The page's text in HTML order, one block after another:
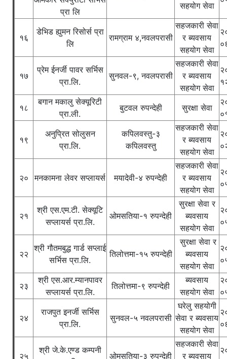
प्रा लि
सहयोग सेवा
१६
डेभिड ह्युमन रिसोर्स प्रा
लि
रामग्राम ४,नवलपरासी
सहजकारी सेवा
र ब्यवसाय
सहयोग सेवा
१७
प्रेम ईनर्जी पावर सर्भिस
प्रा.लि.
सुनवल-९, नवलपरासी
सहजकारी सेवा
र ब्यवसाय
सहयोग सेवा
१८
बगान मकालु सेक्यूरिटी
प्रा.ली.
बुटवल रुपन्देही सुरक्षा सेवा
१९
अनुप्रित सोलुसन
प्रा.लि.
कपिलवस्तु-३
कपिलवस्तु
सहजकारी सेवा
र ब्यवसाय
सहयोग सेवा
२० मनकामना लेवर सप्लायर्स मयादेवी-४ रुपन्देही
सहजकारी सेवा
र ब्यवसाय
सहयोग सेवा
२१
श्री एस.एम.टी. सेक्यूटि
सप्लायर्स प्रा.लि.
ओमसतिया-१ रुपन्देही
सुरक्षा सेवा र
ब्यवसाय
सहयोग सेवा
२२
श्री गौतमबुद्ध गार्ड सप्लाई
सर्भिस प्रा.लि.
तिलोत्तमा-१५ रुपन्देही
सुरक्षा सेवा र
ब्यवसाय
सहयोग सेवा
२३
श्री एस.आर.म्यानपावर
सप्लायर्स प्रा.लि.
तिलोत्तमा-९ रुपन्देही
ब्यवसाय
सहयोग सेवा
२४
राजपुत इनर्जी सर्भिस
प्रा.लि.
सुनवल-५ नवलपरासी
घरेलु सहयोगी
सेवा र ब्यवसाय
सहयोग सेवा
२५
श्री जे.के.एण्ड कम्पनी
ओमसतिया-३ रुपन्देही
सहजकारी सेवा
र ब्यवसाय